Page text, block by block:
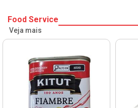
Food Service
Veja mais